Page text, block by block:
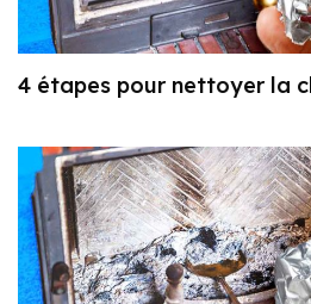
4 étapes pour nettoyer la